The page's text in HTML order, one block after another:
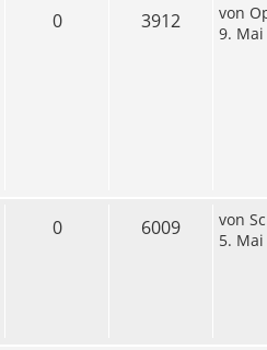
0 3912 von
9. Mai
0 6009 von
5. Mai